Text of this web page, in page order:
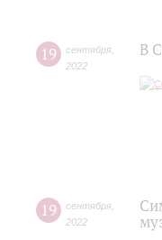
19 сентября
2022
В
19 сентября
2022